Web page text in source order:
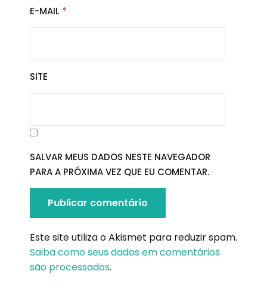
E-MAIL *
SITE
SALVAR MEUS DADOS NESTE NAVEGADOR
PARA A PRÓXIMA VEZ QUE EU COMENTAR.
Este site utiliza o Akismet para reduzir spam.
Saiba como seus dados em comentários
são processados.